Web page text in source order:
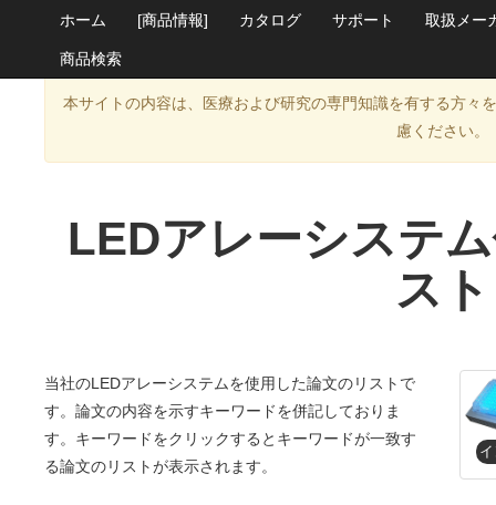
ホーム [商品情報] カタログ サポート 取扱メー
商品検索
本サイトの内容は、医療および研究の専門知識を有する方々
慮ください。
LEDアレーシステ
スト
当社のLEDアレーシステムを使用した論文のリストで
す。論文の内容を示すキーワードを併記しておりま
す。キーワードをクリックするとキーワードが一致す
る論文のリストが表示されます。